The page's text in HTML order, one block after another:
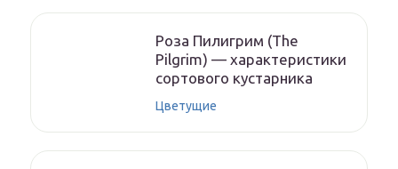
Роза Пилигрим (The
Pilgrim) — характеристики
сортового кустарника
Цветущие